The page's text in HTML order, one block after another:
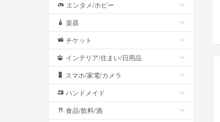
エンタメ/ホビー
楽器
チケット
インテリア/住まい/日用品
スマホ/家電/カメラ
ハンドメイド
食品/飲料/酒